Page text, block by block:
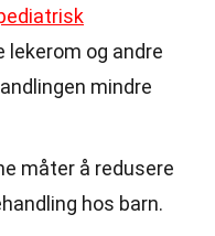
og andre
mindre
måter å redusere
hos barn.